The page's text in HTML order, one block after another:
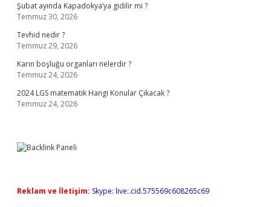
Şubat ayında Kapadokya’ya gidilir mi ?
Temmuz 30, 2026
Tevhid nedir ?
Temmuz 29, 2026
Karın boşluğu organları nelerdir ?
Temmuz 24, 2026
2024 LGS matematik Hangi Konular Çıkacak ?
Temmuz 24, 2026
Reklam ve İletişim: Skype: live:.cid.575569c608265c69